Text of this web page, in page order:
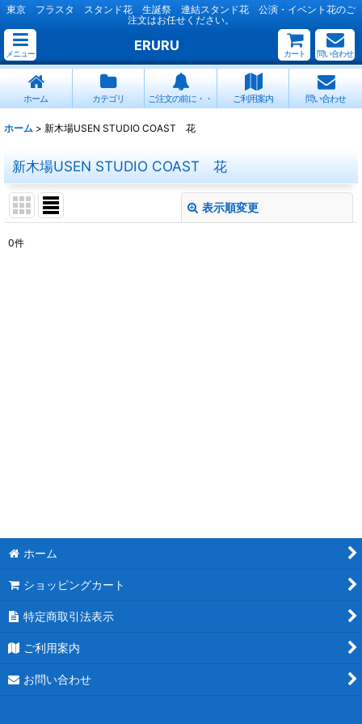
東京 フラスタ スタンド花 生誕祭 連結スタンド花 公演・イベント花のご
注文はお任せください。
メニュー
ERURU
カート 問い合わせ
ホーム カテゴリ ご注文の前に・・ ご利用案内 問い合わせ
ホーム > 新木場USEN STUDIO COAST 花
新木場USEN STUDIO COAST 花
表示順変更
0件
ホーム
ショッピングカート
特定商取引法表示
ご利用案内
お問い合わせ